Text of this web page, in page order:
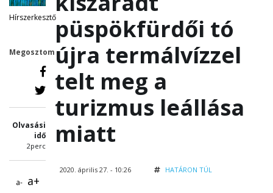
Hírszerkesztő
Megosztom
Olvasási
idő
2perc
a- a+
püspökfürdői tó
újra termálvízzel
telt meg a
turizmus leállása
miatt
2020. április 27. - 10:26 HATÁRON TÚL